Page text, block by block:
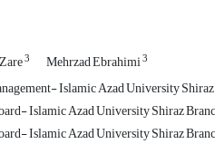
3 Mehrzad Ebrahimi3
Islamic Azad University
Islamic Azad University Shiraz
Islamic Azad University Shiraz